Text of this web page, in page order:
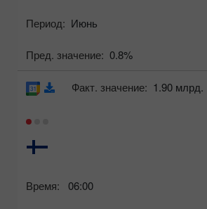
Период: Июнь
Пред. значение: 0.8%
Время: 06:00
Факт. значение: 1.90 млрд.